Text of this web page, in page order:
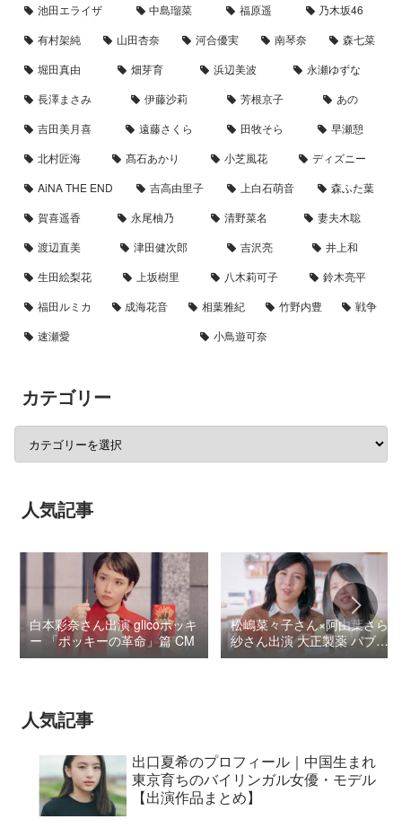
池田エライザ
中島瑠菜 福原遥
乃木坂46
有村架純
山田杏奈 河合優実 南琴奈
森七菜
堀田真由
畑芽育 浜辺美波
永瀬ゆずな
長澤まさみ
伊藤沙莉 芳根京子
あの
吉田美月喜
遠藤さくら 田牧そら
早瀬憩
北村匠海
髙石あかり 小芝風花
ディズニー
AiNA THE END
吉高由里子 上白石萌音
森ふた葉
賀喜遥香
永尾柚乃 清野菜名
妻夫木聡
渡辺直美
津田健次郎 吉沢亮
井上和
生田絵梨花
上坂樹里 八木莉可子
鈴木亮平
福田ルミカ
成海花音 相葉雅紀 竹野内豊
戦争
速瀬愛
小鳥遊可奈
カテゴリー
人気記事
白本彩奈さん出演 glicoポッキ
ー 「ポッキーの革命」篇 CM
松嶋菜々子さん×阿由葉さら
紗さん出演 大正製薬 パブロ
ンSゴールドW『いましよう
人気記事
出口夏希のプロフィール｜中国生まれ
東京育ちのバイリンガル女優・モデル
【出演作品まとめ】